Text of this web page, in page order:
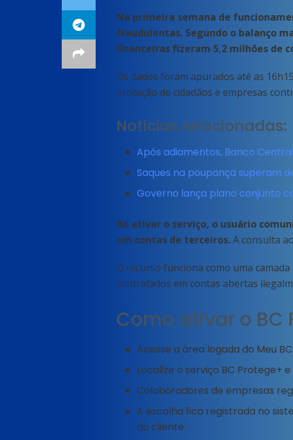
Na primeira semana de
fraudulentas. Segundo o balanço
financeiras fizeram 5,2 milhões de
Os dados foram apurados até as
proteção de cidadãos e empresas
Notícias relacionadas:
Após adiamentos, Banco
Saques na poupança superam
Governo lança plano conjunto
Ao ativar o serviço, o usuário
em contas de terceiros.A consulta
O recurso funciona como uma
contratados em contas abertas
Como ativar o BC
Acesse a área logada do Meu
Localize o serviço BC Protege+
Colaboradores de empresas
A escolha fica registrada no
do cliente.